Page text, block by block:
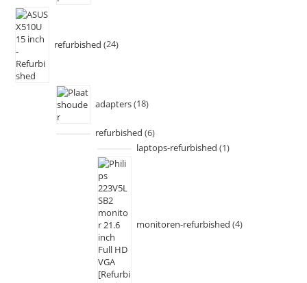
refurbished 24
adapters 18
refurbished 6
laptops-refurbished 1
monitoren-refurbished 4